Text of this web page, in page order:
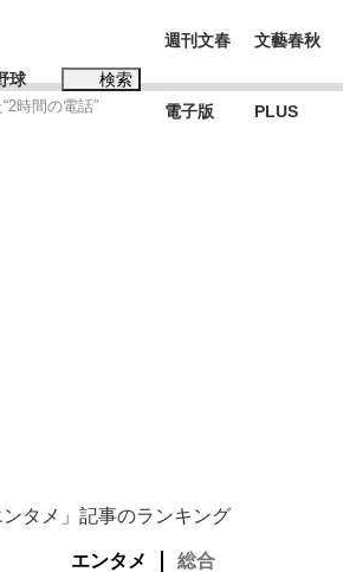
を引く元首相・...
球 検索
週刊文春
電子版
文藝春秋
PLUS
時間の電話”
ンタメ」記事のランキング
エンタメ 総合